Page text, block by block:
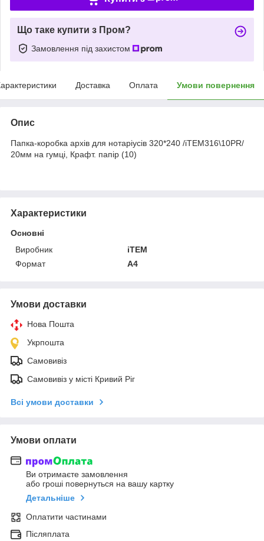
Що таке купити з Пром?
Замовлення під захистом
Доставка Оплата Умови повернення
Опис
Папка-коробка архів для нотаріусів 320*240 /iTEM316\10PR/
20мм на гумці, Крафт. папір (10)
Характеристики
Основні
Виробник
iTEM
Формат
A4
Умови доставки
Нова Пошта
Укрпошта
Самовивіз
Самовивіз у місті Кривий Ріг
Всі умови доставки
Умови оплати
Ви отримаєте замовлення
або гроші повернуться на вашу картку
Детальніше
Оплатити частинами
Післяплата